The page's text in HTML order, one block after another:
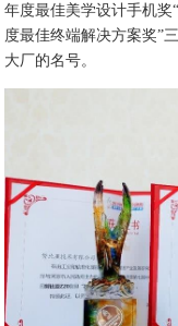
年度最佳美学设计手机奖
度最佳终端解决方案奖”
大厂的名号。